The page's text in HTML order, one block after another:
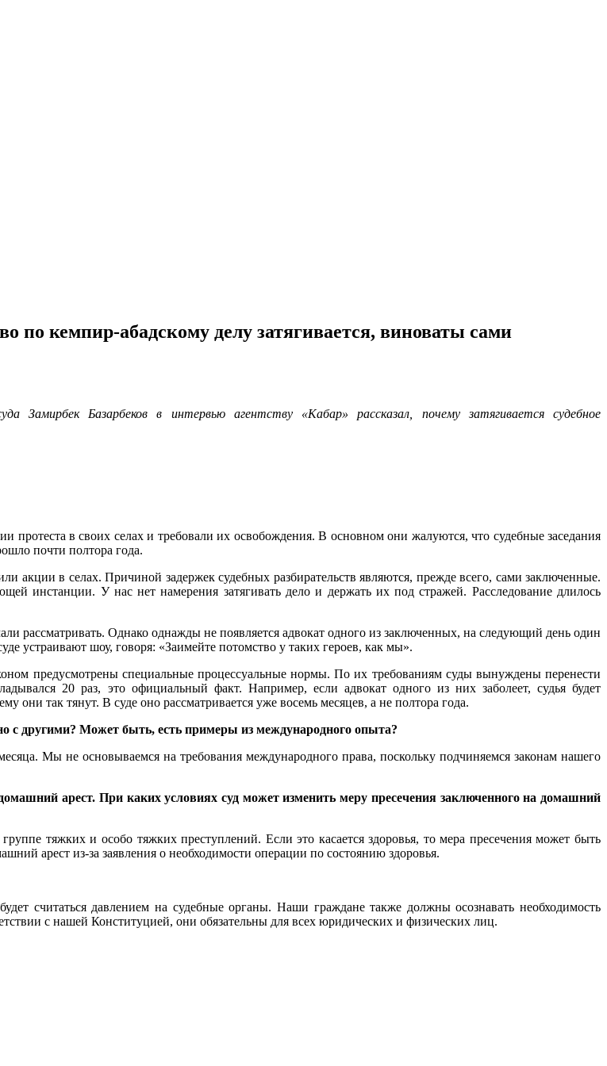
по кемпир-абадскому делу затягивается, виноваты сами
Замирбек Базарбеков в интервью агентству «Кабар» рассказал, почему затягивается судебное
протеста в своих селах и требовали их освобождения. В основном они жалуются, что судебные заседания
почти полтора года.
акции в селах. Причиной задержек судебных разбирательств являются, прежде всего, сами заключенные.
инстанции. У нас нет намерения затягивать дело и держать их под стражей. Расследование длилось
рассматривать. Однако однажды не появляется адвокат одного из заключенных, на следующий день один
устраивают шоу, говоря: «Заимейте потомство у таких героев, как мы».
предусмотрены специальные процессуальные нормы. По их требованиям суды вынуждены перенести
20 раз, это официальный факт. Например, если адвокат одного из них заболеет, судья будет
они так тянут. В суде оно рассматривается уже восемь месяцев, а не полтора года.
с другими? Может быть, есть примеры из международного опыта?
Мы не основываемся на требования международного права, поскольку подчиняемся законам нашего
арест. При каких условиях суд может изменить меру пресечения заключенного на домашний
тяжких и особо тяжких преступлений. Если это касается здоровья, то мера пресечения может быть
арест из-за заявления о необходимости операции по состоянию здоровья.
считаться давлением на судебные органы. Наши граждане также должны осознавать необходимость
с нашей Конституцией, они обязательны для всех юридических и физических лиц.